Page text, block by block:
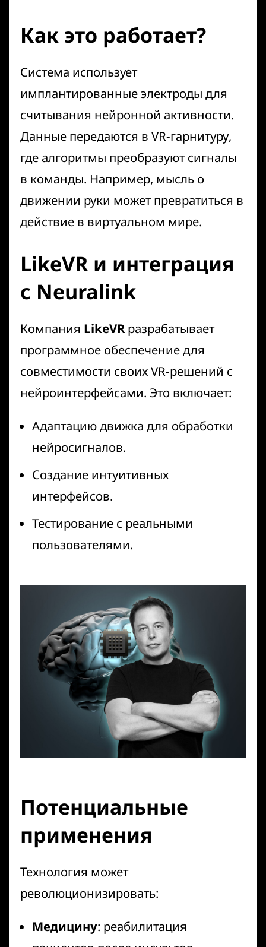
Как это работает?
Система использует
имплантированные электроды для
считывания нейронной активности.
Данные передаются в VR-гарнитуру,
где алгоритмы преобразуют сигналы
в команды. Например, мысль о
движении руки может превратиться в
действие в виртуальном мире.
LikeVR и интеграция
с Neuralink
Компания LikeVRразрабатывает
программное обеспечение для
совместимости своих VR-решений с
нейроинтерфейсами. Это включает:
Адаптацию движка для обработки
нейросигналов.
Создание интуитивных
интерфейсов.
Тестирование с реальными
пользователями.
Потенциальные
применения
Технология может
революционизировать:
Медицину: реабилитация